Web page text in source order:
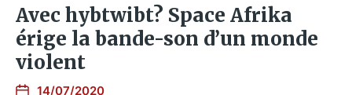
Avec hybtwibt? Space Afrika
érige la bande-son d’un monde
violent
14/07/2020